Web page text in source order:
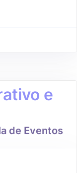
e
de Eventos